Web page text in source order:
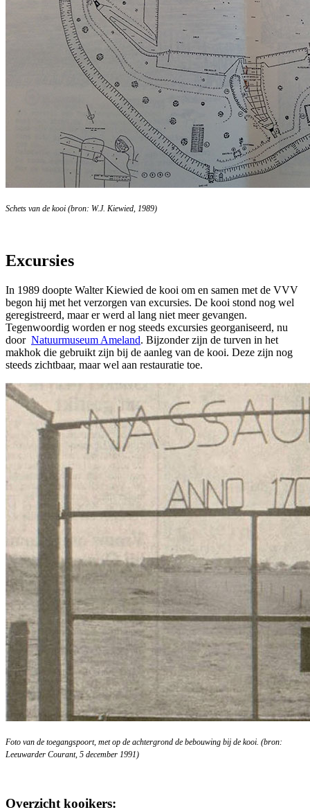
Schets van de kooi (bron: W.J. Kiewied, 1989)
Excursies
In 1989 doopte Walter Kiewied de kooi om en samen met de VVV
begon hij met het verzorgen van excursies. De kooi stond nog wel
geregistreerd, maar er werd al lang niet meer gevangen.
Tegenwoordig worden er nog steeds excursies georganiseerd, nu
door Natuurmuseum Ameland. Bijzonder zijn de turven in het
makhok die gebruikt zijn bij de aanleg van de kooi. Deze zijn nog
steeds zichtbaar, maar wel aan restauratie toe.
Foto van de toegangspoort, met op de achtergrond de bebouwing bij de kooi. (bron:
Leeuwarder Courant, 5 december 1991)
Overzicht kooikers: